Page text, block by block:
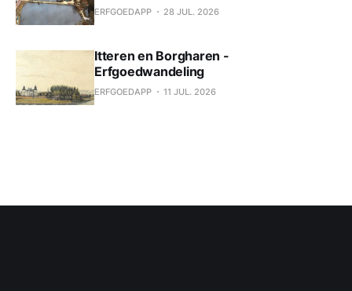
ERFGOEDAPP 28 JUL. 2026
Itteren en Borgharen -
Erfgoedwandeling
ERFGOEDAPP 11 JUL. 2026